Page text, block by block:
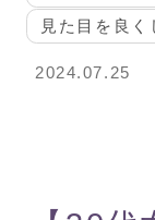
見た目を良く
2024.07.25